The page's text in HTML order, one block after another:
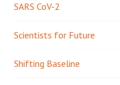
SARS CoV-2
Scientists for Future
Shifting Baseline